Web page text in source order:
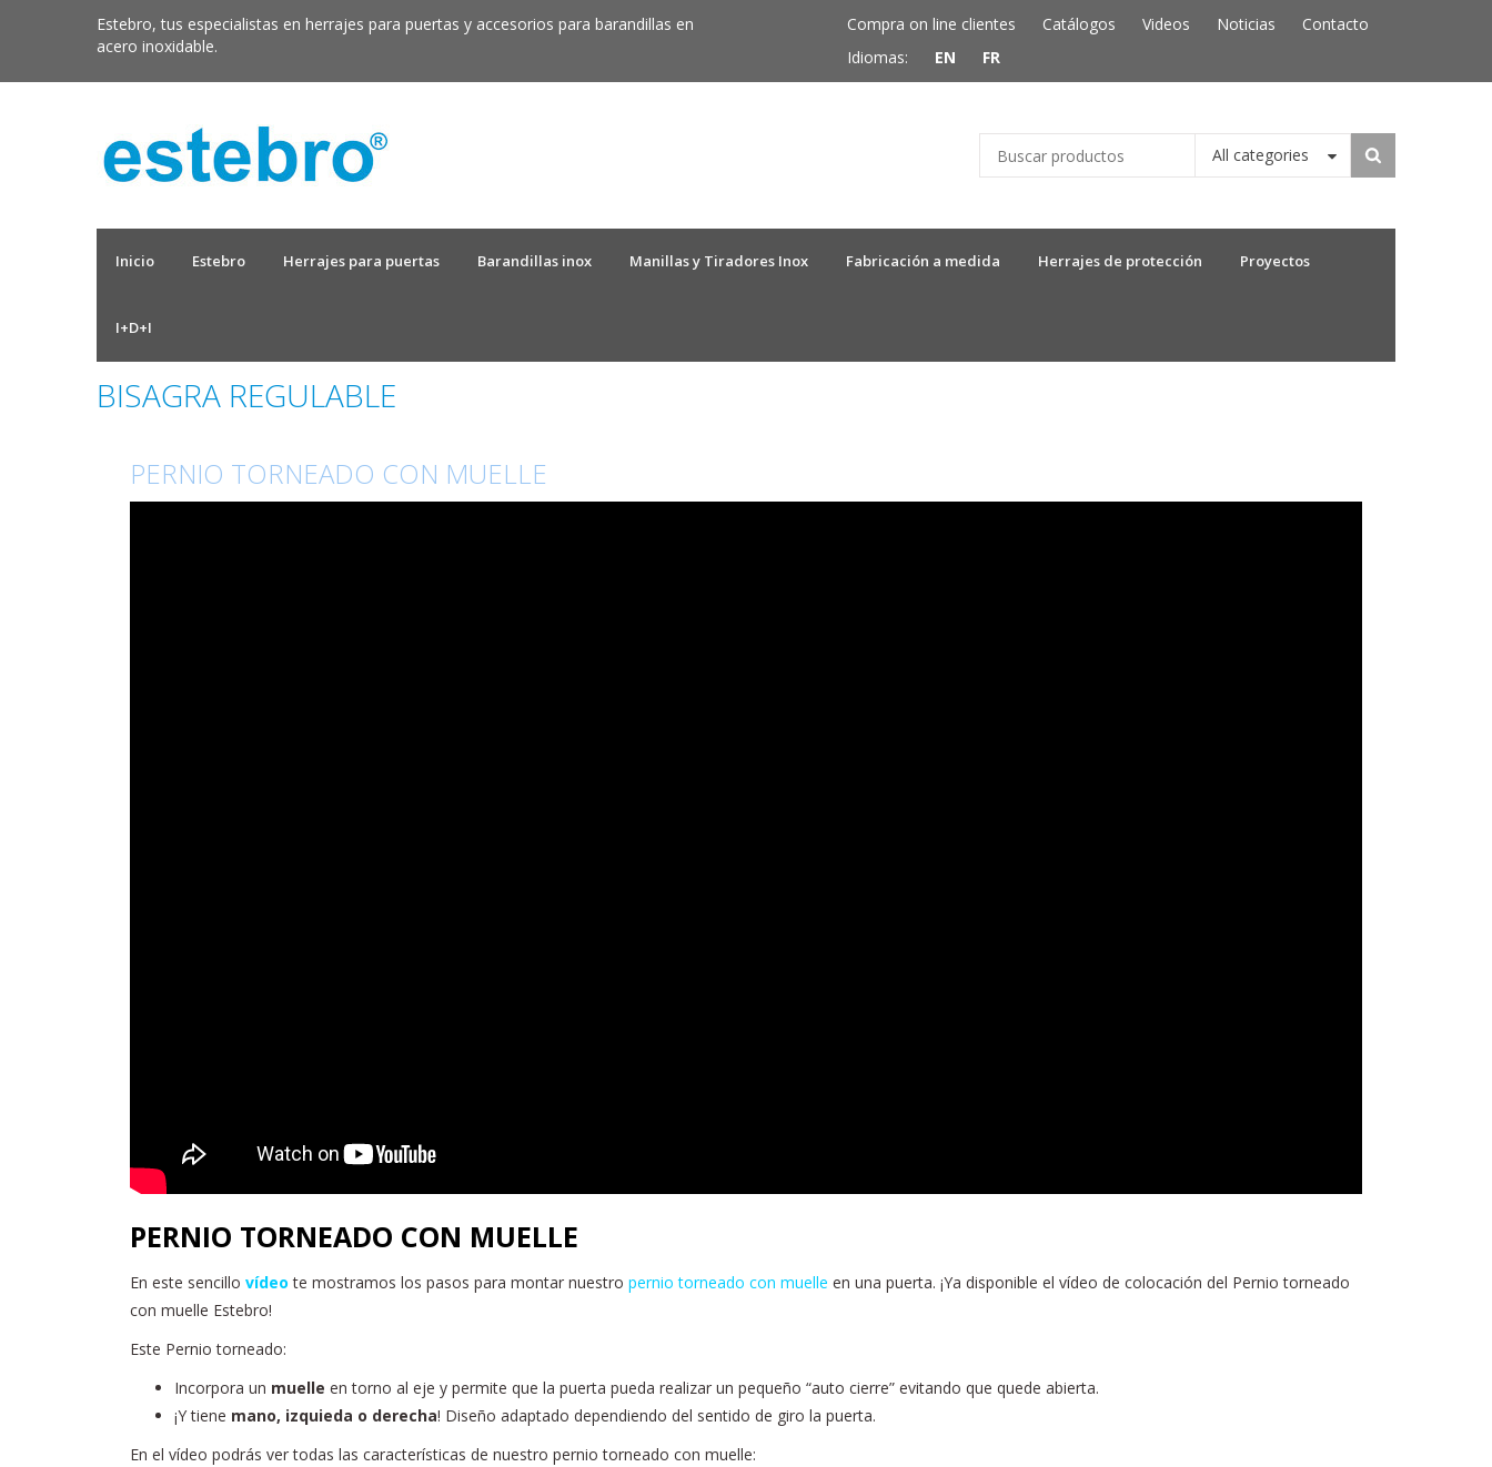
Estebro, tus especialistas en herrajes para puertas y accesorios para barandillas en
acero inoxidable.
Compra on line clientes Catálogos Videos Noticias
Contacto
Idiomas:
EN FR
All categories
Inicio Estebro Herrajes para puertas Barandillas inox Manillas y Tiradores Inox Fabricación a medida Herrajes de protección Proyectos
I+D+I
BISAGRA REGULABLE
PERNIO TORNEADO CON MUELLE
PERNIO TORNEADO CON MUELLE
En este sencillo vídeo te mostramos los pasos para montar nuestro pernio torneado con muelle en una puerta. ¡Ya disponible el vídeo de colocación del Pernio torneado
con muelle Estebro!
Este Pernio torneado:
Incorpora un muelle en torno al eje y permite que la puerta pueda realizar un pequeño “auto cierre” evitando que quede abierta.
¡Y tiene mano, izquieda o derecha! Diseño adaptado dependiendo del sentido de giro la puerta.
En el vídeo podrás ver todas las características de nuestro pernio torneado con muelle: